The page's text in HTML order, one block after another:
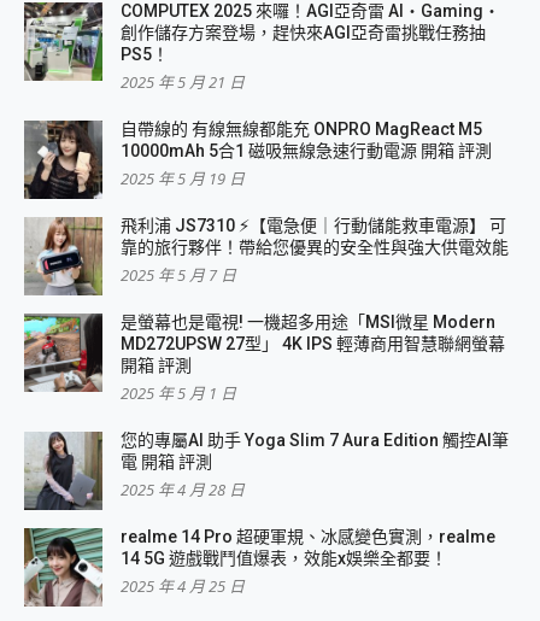
COMPUTEX 2025 來囉！AGI亞奇雷 AI・Gaming・
創作儲存方案登場，趕快來AGI亞奇雷挑戰任務抽
PS5！
2025 年 5 月 21 日
自帶線的 有線無線都能充 ONPRO MagReact M5
10000mAh 5合1 磁吸無線急速行動電源 開箱 評測
2025 年 5 月 19 日
飛利浦 JS7310 ⚡【電急便｜行動儲能救車電源】 可
靠的旅行夥伴！帶給您優異的安全性與強大供電效能
2025 年 5 月 7 日
是螢幕也是電視! 一機超多用途「MSI微星 Modern
MD272UPSW 27型」 4K IPS 輕薄商用智慧聯網螢幕
開箱 評測
2025 年 5 月 1 日
您的專屬AI 助手 Yoga Slim 7 Aura Edition 觸控AI筆
電 開箱 評測
2025 年 4 月 28 日
realme 14 Pro 超硬軍規、冰感變色實測，realme
14 5G 遊戲戰鬥值爆表，效能x娛樂全都要！
2025 年 4 月 25 日